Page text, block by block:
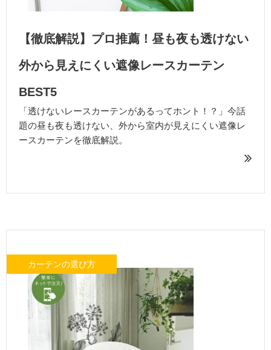
【徹底解説】プロ推薦！昼も夜も透けない
外から見えにくい遮像レースカーテン
BEST5
「透けないレースカーテンがあるってホント！？」今話
題の昼も夜も透けない、外から室内が見えにくい遮像レ
ースカーテンを徹底解説。
カーテンの選び方